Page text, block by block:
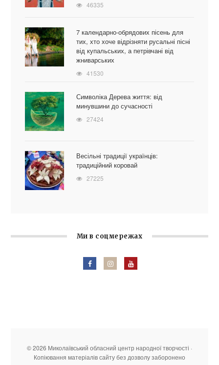
46335
7 календарно-обрядових пісень для
тих, хто хоче відрізняти русальні пісні
від купальських, а петрівчані від
жниварських
41530
Символіка Дерева життя: від
минувшини до сучасності
27424
Весільні традиції українців:
традиційний коровай
27225
Ми в соцмережах
© 2026 Миколаївський обласний центр народної творчості ·
Копіювання матеріалів сайту без дозволу заборонено